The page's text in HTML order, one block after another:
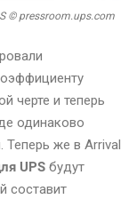
© pressroom.ups.com
черте и теперь
одинаково
Теперь же в Arrival
UPS будут
составит